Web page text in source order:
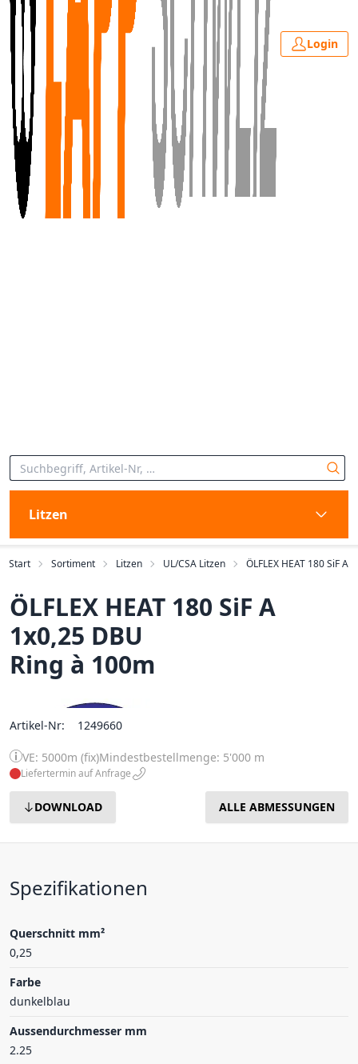
Login
Litzen
Start Sortiment Litzen UL/CSA Litzen ÖLFLEX HEAT 180 SiF A
ÖLFLEX HEAT 180 SiF A
1x0,25 DBU
Ring à 100m
Artikel-Nr: 1249660
VE: 5000m (fix)Mindestbestellmenge: 5'000 m
Liefertermin auf Anfrage
DOWNLOAD ALLE ABMESSUNGEN
Spezifikationen
Querschnitt mm²
0,25
Farbe
dunkelblau
Aussendurchmesser mm
2.25